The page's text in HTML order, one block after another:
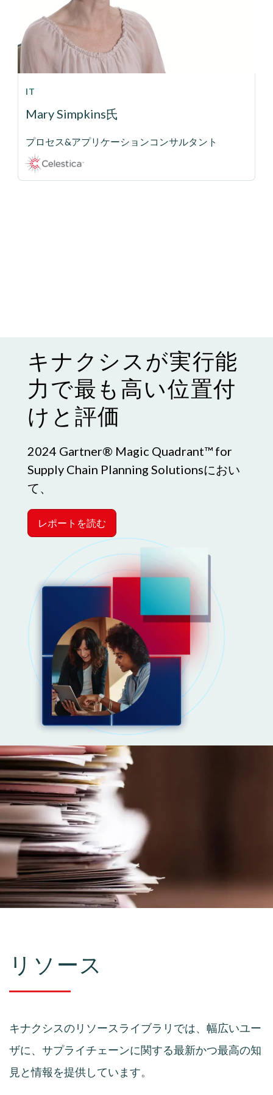
Mary Simpkins氏
プロセス&アプリケーションコンサルタント
IT
キナクシスが実行能
力で最も高い位置付
けと評価
2024 Gartner® Magic Quadrant™ for
Supply Chain Planning Solutionsにおい
て、
レポートを読む
リソース
キナクシスのリソースライブラリでは、幅広いユー
ザに、サプライチェーンに関する最新かつ最高の知
見と情報を提供しています。